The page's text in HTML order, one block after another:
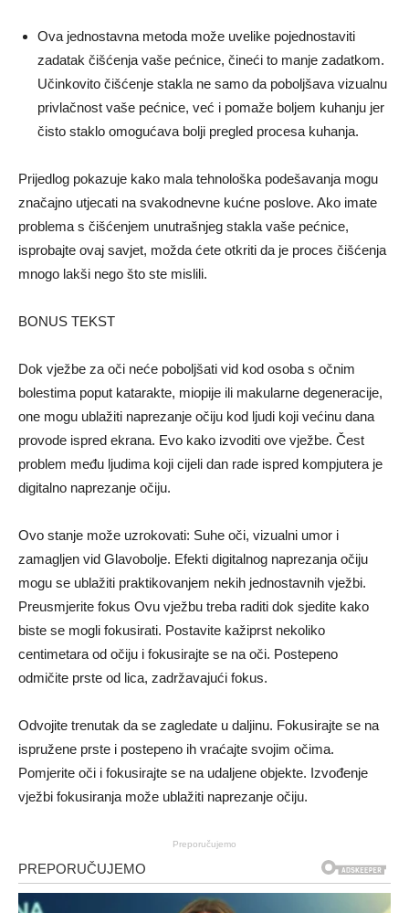
Ova jednostavna metoda može uvelike pojednostaviti
zadatak čišćenja vaše pećnice, čineći to manje zadatkom.
Učinkovito čišćenje stakla ne samo da poboljšava vizualnu
privlačnost vaše pećnice, već i pomaže boljem kuhanju jer
čisto staklo omogućava bolji pregled procesa kuhanja.
Prijedlog pokazuje kako mala tehnološka podešavanja mogu
značajno utjecati na svakodnevne kućne poslove. Ako imate
problema s čišćenjem unutrašnjeg stakla vaše pećnice,
isprobajte ovaj savjet, možda ćete otkriti da je proces čišćenja
mnogo lakši nego što ste mislili.
BONUS TEKST
Dok vježbe za oči neće poboljšati vid kod osoba s očnim
bolestima poput katarakte, miopije ili makularne degeneracije,
one mogu ublažiti naprezanje očiju kod ljudi koji većinu dana
provode ispred ekrana. Evo kako izvoditi ove vježbe. Čest
problem među ljudima koji cijeli dan rade ispred kompjutera je
digitalno naprezanje očiju.
Ovo stanje može uzrokovati: Suhe oči, vizualni umor i
zamagljen vid Glavobolje. Efekti digitalnog naprezanja očiju
mogu se ublažiti praktikovanjem nekih jednostavnih vježbi.
Preusmjerite fokus Ovu vježbu treba raditi dok sjedite kako
biste se mogli fokusirati. Postavite kažiprst nekoliko
centimetara od očiju i fokusirajte se na oči. Postepeno
odmičite prste od lica, zadržavajući fokus.
Odvojite trenutak da se zagledate u daljinu. Fokusirajte se na
ispružene prste i postepeno ih vraćajte svojim očima.
Pomjerite oči i fokusirajte se na udaljene objekte. Izvođenje
vježbi fokusiranja može ublažiti naprezanje očiju.
Preporučujemo